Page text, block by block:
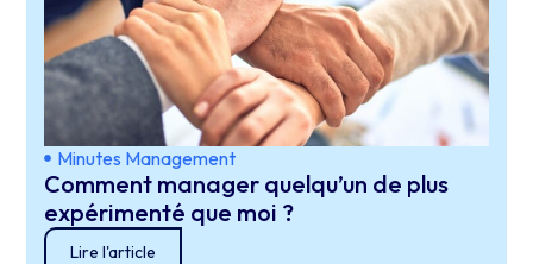
Minutes Management
Comment manager quelqu’un de plus
expérimenté que moi ?
Lire l'article